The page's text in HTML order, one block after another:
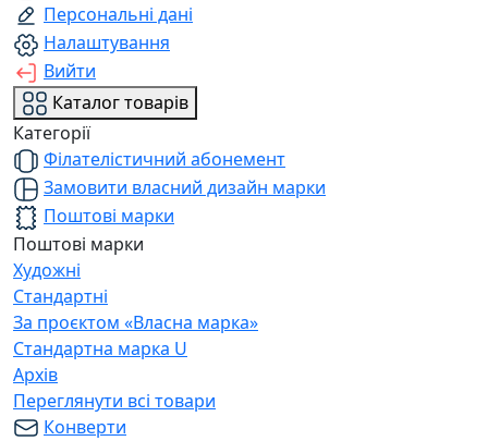
Персональні дані
Налаштування
Вийти
Каталог товарів
Категорії
Філателістичний абонемент
Замовити власний дизайн марки
Поштові марки
Поштові марки
Художні
Стандартні
За проєктом «Власна марка»
Стандартна марка U
Архів
Переглянути всі товари
Конверти